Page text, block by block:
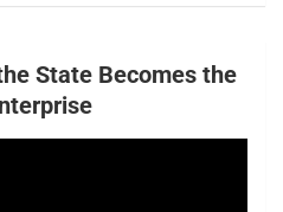
State Becomes the